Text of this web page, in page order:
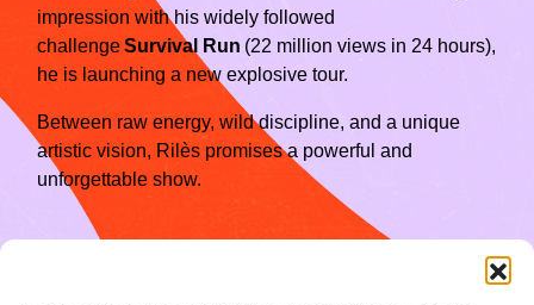
impression with his widely followed
challengeSurvival Run (22 million views in 24 hours),
he is launching a new explosive tour.
Between raw energy, wild discipline, and a unique
artistic vision, Rilès promises a powerful and
unforgettable show.